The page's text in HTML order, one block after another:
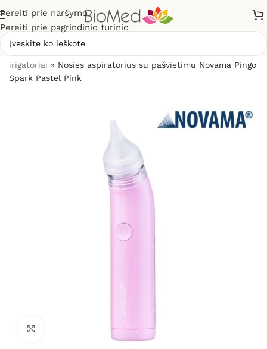
Pereiti prie naršymo
Pereiti prie pagrindinio turinio
irigatoriai » Nosies aspiratorius su pašvietimu Novama Pingo
Spark Pastel Pink
Spustelėkite, kad padidintumėte